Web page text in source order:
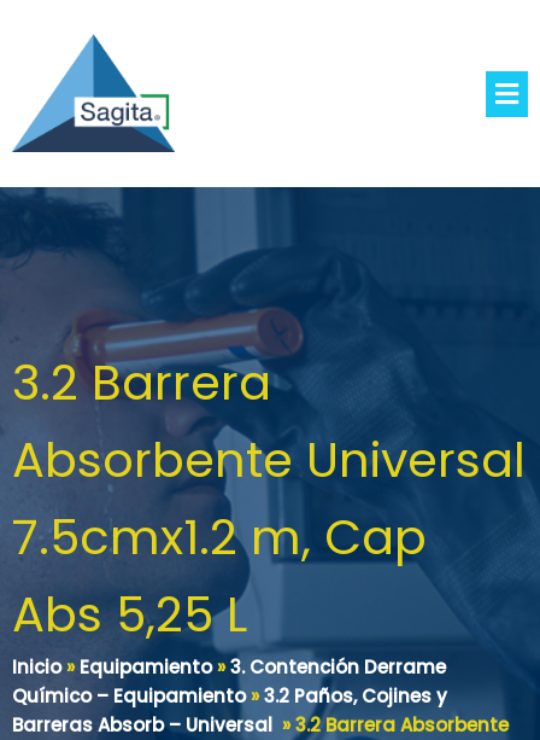
3.2 Barrera
Absorbente Universal
7.5cmx1.2 m, Cap
Abs 5,25 L
Inicio»Equipamiento»3. Contención Derrame
Químico – Equipamiento»3.2 Paños, Cojines y
Barreras Absorb – Universal »3.2 Barrera Absorbente